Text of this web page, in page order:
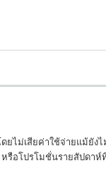
ไม่เสียค่าใช้จ่ายแม้ยั
อโปรโมชั่นรายสัปดาห์